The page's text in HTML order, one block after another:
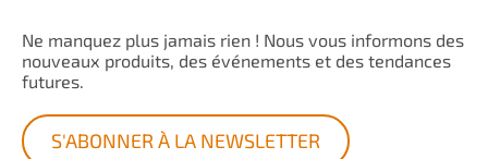
Ne manquez plus jamais rien ! Nous vous informons des
nouveaux produits, des événements et des tendances
futures.
S'ABONNER À LA NEWSLETTER